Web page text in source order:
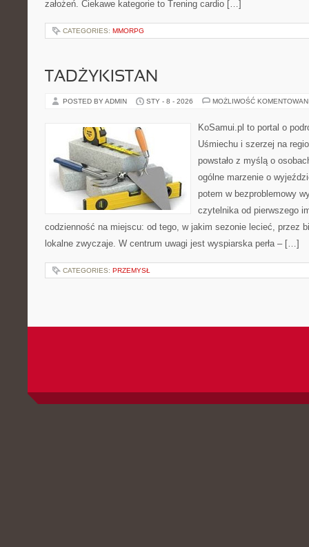
założeń. Ciekawe kategorie to Trening cardio […]
CATEGORIES: MMORPG
TADŻYKISTAN
POSTED BY ADMIN STY - 8 - 2026 MOŻLIWOŚĆ
KoSamui.pl to portal o
Uśmiechu i szerzej na
powstało z myślą o
ogólne marzenie o
potem w bezproblemowy
czytelnika od pierwszego
codzienność na miejscu: od tego, w jakim sezonie lecieć, przez
lokalne zwyczaje. W centrum uwagi jest wyspiarska perła – […]
CATEGORIES: PRZEMYSŁ